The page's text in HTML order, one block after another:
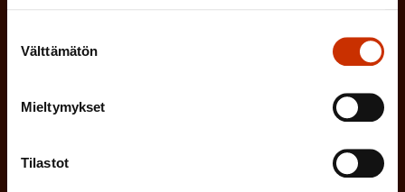
valinta
Välttämätön
Mieltymykset
Tilastot
Millä kielellä haluat uutiskirjeesi